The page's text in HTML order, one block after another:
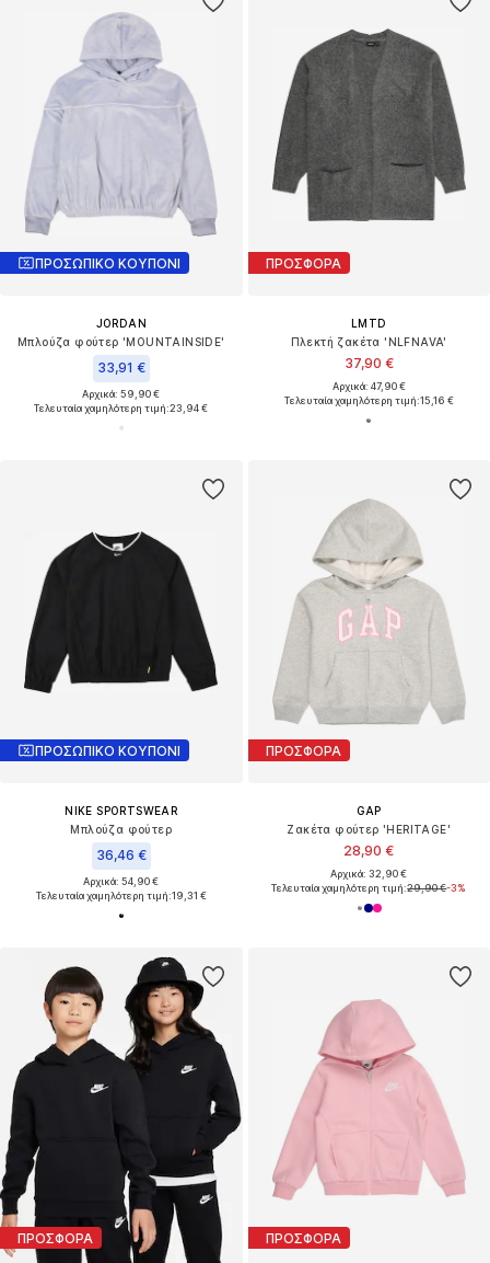
ΠΡΟΣΩΠΙΚΟ ΚΟΥΠΟΝΙ
JORDAN
Μπλούζα φούτερ 'MOUNTAINSIDE'
33,91 €
Αρχικά: 59,90 €
Τελευταία χαμηλότερη τιμή:23,94 €
ΠΡΟΣΦΟΡΑ
LMTD
Πλεκτή ζακέτα 'NLFNAVA'
37,90 €
Αρχικά: 47,90 €
Τελευταία χαμηλότερη τιμή:15,16 €
ΠΡΟΣΩΠΙΚΟ ΚΟΥΠΟΝΙ
NIKE SPORTSWEAR
Μπλούζα φούτερ
36,46 €
Αρχικά: 54,90 €
Τελευταία χαμηλότερη τιμή:19,31 €
ΠΡΟΣΦΟΡΑ
GAP
Ζακέτα φούτερ 'HERITAGE'
28,90 €
Αρχικά: 32,90 €
Τελευταία χαμηλότερη τιμή:29,90 €-3%
ΠΡΟΣΦΟΡΑ ΠΡΟΣΦΟΡΑ